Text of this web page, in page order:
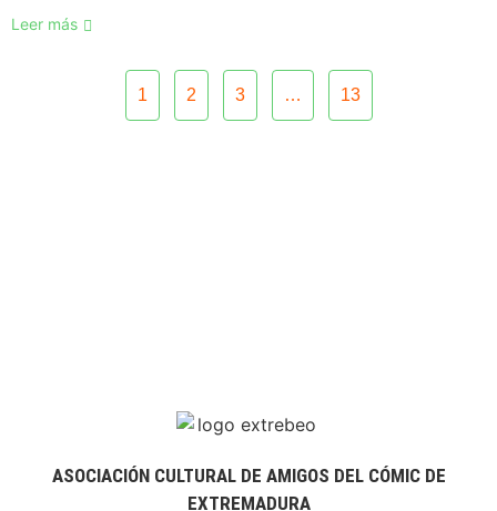
Leer más
1 2 3 … 13
ASOCIACIÓN CULTURAL DE AMIGOS DEL CÓMIC DE
EXTREMADURA